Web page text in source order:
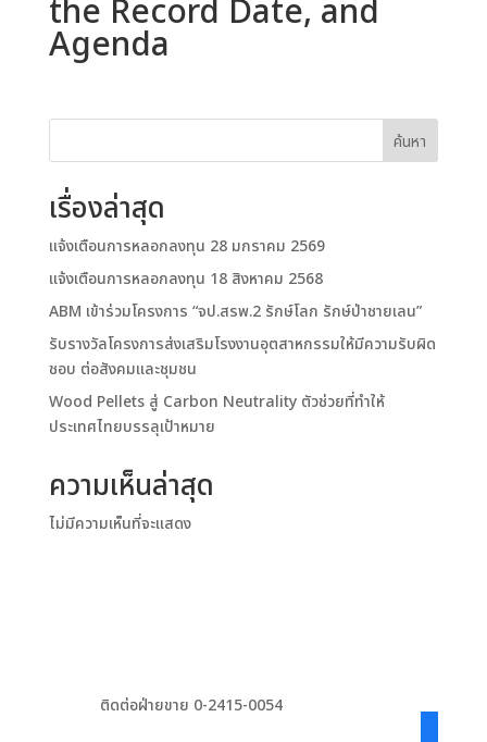
the Record Date, and
Agenda
ค้นหา
เรื่องล่าสุด
แจ้งเตือนการหลอกลงทุน 28 มกราคม 2569
แจ้งเตือนการหลอกลงทุน 18 สิงหาคม 2568
ABM เข้าร่วมโครงการ “จป.สรพ.2 รักษ์โลก รักษ์ป่าชายเลน”
รับรางวัลโครงการส่งเสริมโรงงานอุตสาหกรรมให้มีความรับผิด
ชอบ ต่อสังคมและชุมชน
Wood Pellets สู่ Carbon Neutrality ตัวช่วยที่ทำให้
ประเทศไทยบรรลุเป้าหมาย
ความเห็นล่าสุด
ไม่มีความเห็นที่จะแสดง
ติดต่อฝ่ายขาย 0-2415-0054